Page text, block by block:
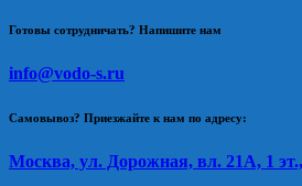
Готовы сотрудничать? Напишите нам
info@vodo-s.ru
Самовывоз? Приезжайте к нам по адресу:
Москва, ул. Дорожная, вл. 21А, 1